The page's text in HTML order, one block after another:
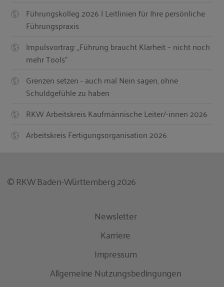
Führungskolleg 2026 | Leitlinien für Ihre persönliche
Führungspraxis
Impulsvortrag: „Führung braucht Klarheit – nicht noch
mehr Tools"
Grenzen setzen - auch mal Nein sagen, ohne
Schuldgefühle zu haben
RKW Arbeitskreis Kaufmännische Leiter/-innen 2026
Arbeitskreis Fertigungsorganisation 2026
© RKW Baden-Württemberg 2026
Newsletter
Karriere
Impressum
Allgemeine Nutzungsbedingungen